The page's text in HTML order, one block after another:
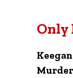
Only